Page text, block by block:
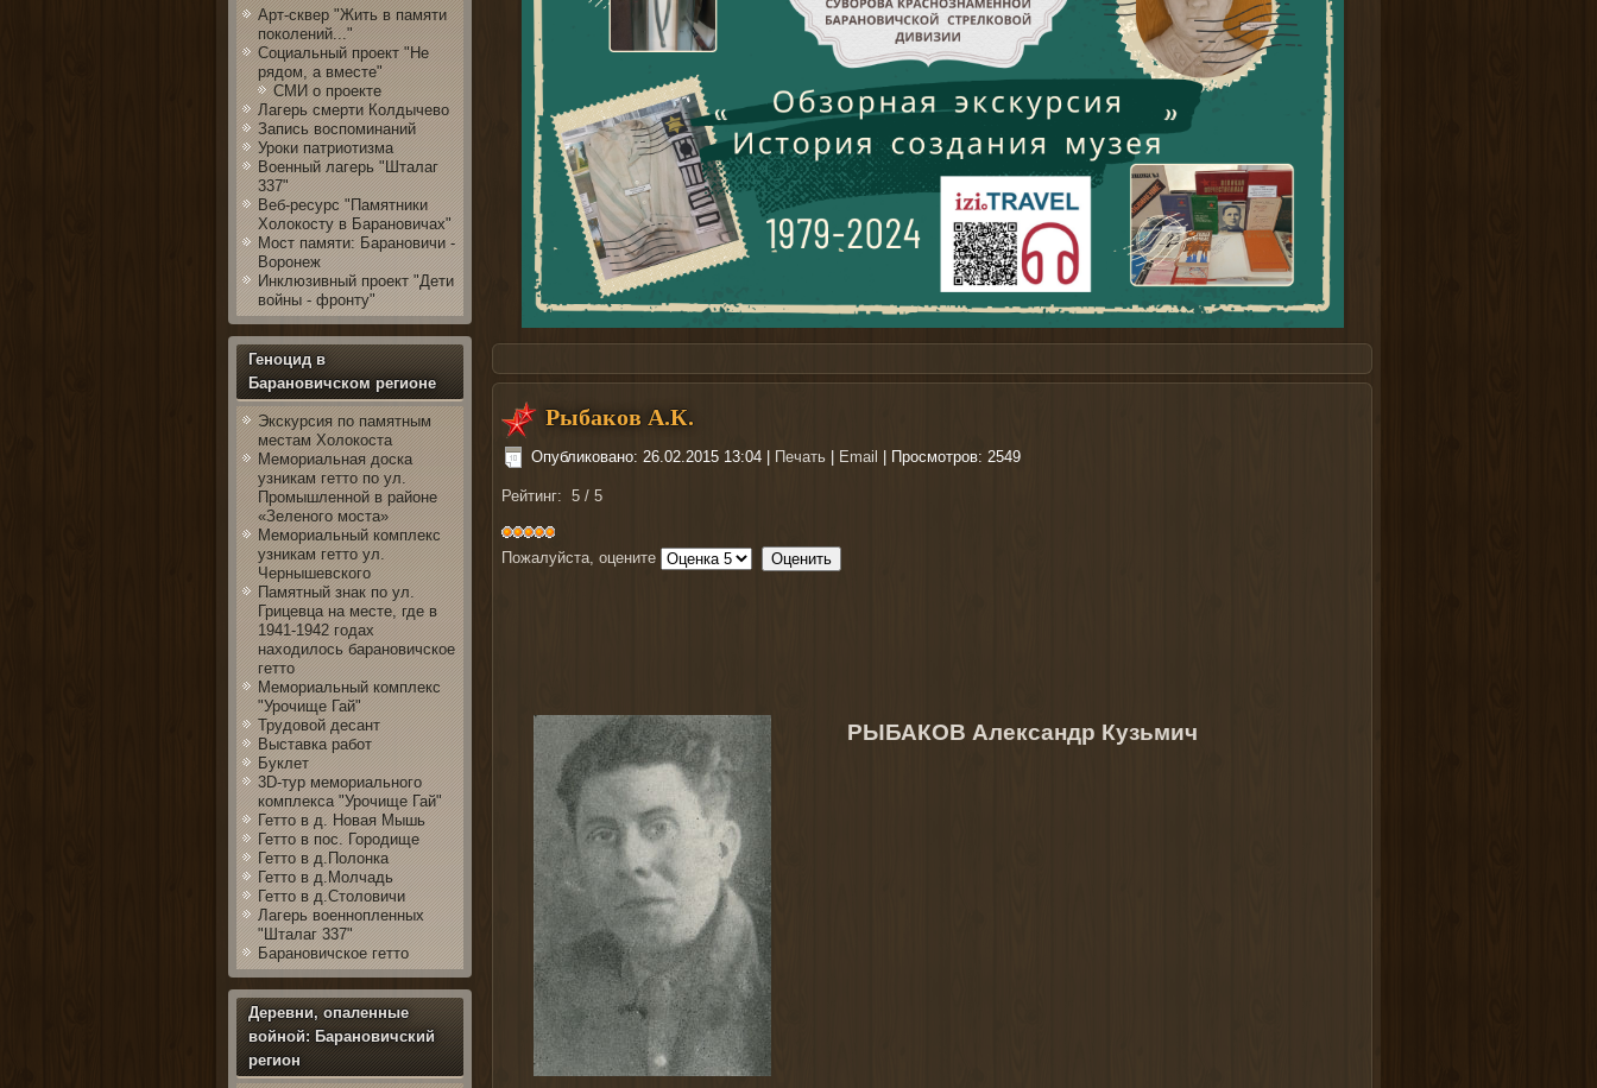
Арт-сквер "Жить в памяти
поколений..."
Социальный проект "Не
рядом, а вместе"
СМИ о проекте
Лагерь смерти Колдычево
Запись воспоминаний
Уроки патриотизма
Военный лагерь "Шталаг
337"
Веб-ресурс "Памятники
Холокосту в Барановичах"
Мост памяти: Барановичи -
Воронеж
Инклюзивный проект "Дети
войны - фронту"
Геноцид в
Барановичском регионе
Экскурсия по памятным
местам Холокоста
Мемориальная доска
узникам гетто по ул.
Промышленной в районе
«Зеленого моста»
Мемориальный комплекс
узникам гетто ул.
Чернышевского
Памятный знак по ул.
Грицевца на месте, где в
1941-1942 годах
находилось барановичское
гетто
Мемориальный комплекс
"Урочище Гай"
Трудовой десант
Выставка работ
Буклет
3D-тур мемориального
комплекса "Урочище Гай"
Гетто в д. Новая Мышь
Гетто в пос. Городище
Гетто в д.Полонка
Гетто в д.Молчадь
Гетто в д.Столовичи
Лагерь военнопленных
"Шталаг 337"
Барановичское гетто
Деревни, опаленные
войной: Барановичский
регион
Рыбаков А.К.
Опубликовано: 26.02.2015 13:04 Печать Email | Просмотров: 2549
Рейтинг: 5 / 5
Пожалуйста, оцените
РЫБАКОВ Александр Кузьмич